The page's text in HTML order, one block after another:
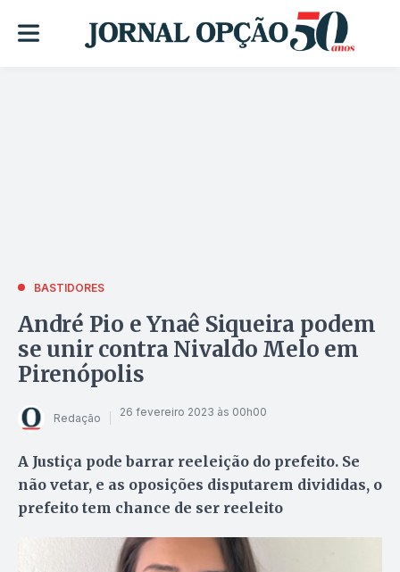
BASTIDORES
André Pio e Ynaê Siqueira podem
se unir contra Nivaldo Melo em
Pirenópolis
Redação 26 fevereiro 2023 às 00h00
A Justiça pode barrar reeleição do prefeito. Se
não vetar, e as oposições disputarem divididas, o
prefeito tem chance de ser reeleito